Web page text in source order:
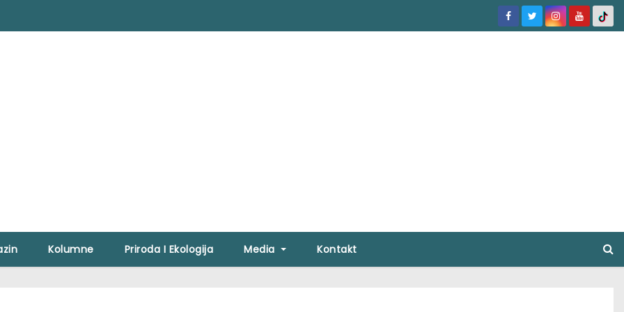
Kolumne Priroda I Ekologija Media Kontakt